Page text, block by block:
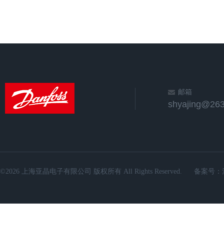
邮箱
©2026 上海亚晶电子有限公司 版权所有 All Rights Reserved. 备案号：